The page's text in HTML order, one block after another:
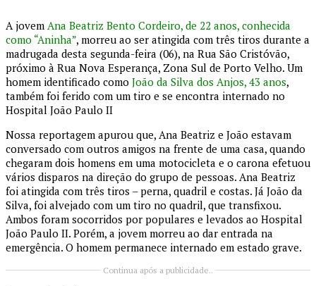
A jovem Ana Beatriz Bento Cordeiro, de 22 anos, conhecida
como “Aninha”, morreu ao ser atingida com três tiros durante a
madrugada desta segunda-feira (06), na Rua São Cristóvão,
próximo à Rua Nova Esperança, Zona Sul de Porto Velho. Um
homem identificado como João da Silva dos Anjos, 43 anos,
também foi ferido com um tiro e se encontra internado no
Hospital João Paulo II
Nossa reportagem apurou que, Ana Beatriz e João estavam
conversado com outros amigos na frente de uma casa, quando
chegaram dois homens em uma motocicleta e o carona efetuou
vários disparos na direção do grupo de pessoas. Ana Beatriz
foi atingida com três tiros – perna, quadril e costas. Já João da
Silva, foi alvejado com um tiro no quadril, que transfixou.
Ambos foram socorridos por populares e levados ao Hospital
João Paulo II. Porém, a jovem morreu ao dar entrada na
emergência. O homem permanece internado em estado grave.
Continua após a publicidade..